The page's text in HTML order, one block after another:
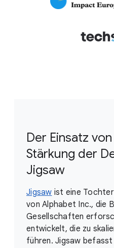
Der Einsatz
Stärkung der
Jigsaw
Jigsaw ist eine
von Alphabet Inc., die
Gesellschaften
entwickelt, die zu
führen. Jigsaw